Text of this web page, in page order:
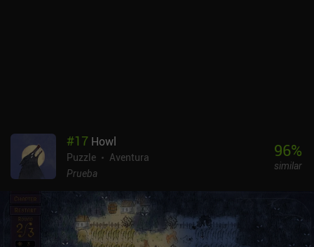
#17 Howl
Puzzle
Aventura
Prueba
96%
similar